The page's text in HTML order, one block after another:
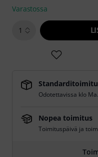
Varastossa
1
Odotettavissa klo
Nopea toimitus
Toimituspäivä ja